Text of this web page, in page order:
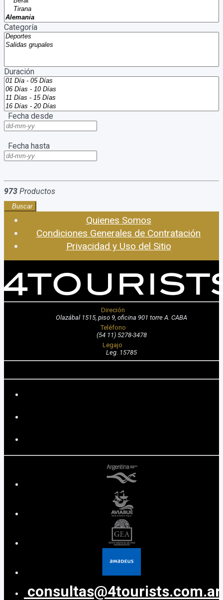
Categoría
Duración
Fecha desde
Fecha hasta
973 Productos
Buscar
Quienes Somos
Condiciones Generales de Contratación
Privacidad y Uso del Sitio
Direción
Olazábal 1515, piso 9, oficina 901 torre A. CABA
Teléfono
(54 11) 5278-3478
Legajo
Leg. 15785
consultas@4tourists.com.ar